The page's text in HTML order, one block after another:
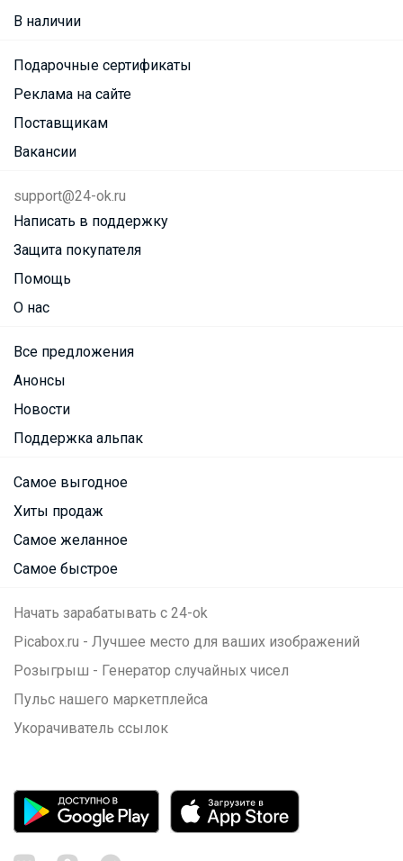
В наличии
Подарочные сертификаты
Реклама на сайте
Поставщикам
Вакансии
support@24-ok.ru
Написать в поддержку
Защита покупателя
Помощь
О нас
Все предложения
Анонсы
Новости
Поддержка альпак
Самое выгодное
Хиты продаж
Самое желанное
Самое быстрое
Начать зарабатывать с 24-ok
Picabox.ru - Лучшее место для ваших изображений
Розыгрыш - Генератор случайных чисел
Пульс нашего маркетплейса
Укорачиватель ссылок